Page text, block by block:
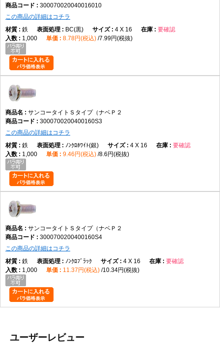
300070020040016010
この商品の詳細はコチラ
鉄
BC(黒) 4 X 16
要確認
1,000
8.78円(税込) 7.99円(税抜)
サンコータイトＳタイプ（ナベＰ２
3000700200400160S3
この商品の詳細はコチラ
鉄
ﾉﾝｸﾛﾎﾜｲﾄ(銀) 4 X 16
要確認
1,000
9.46円(税込) 8.6円(税抜)
サンコータイトＳタイプ（ナベＰ２
3000700200400160S4
この商品の詳細はコチラ
鉄
ﾉﾝｸﾛﾌﾞﾗｯｸ 4 X 16
要確認
1,000
11.37円(税込) 10.34円(税抜)
ユーザーレビュー